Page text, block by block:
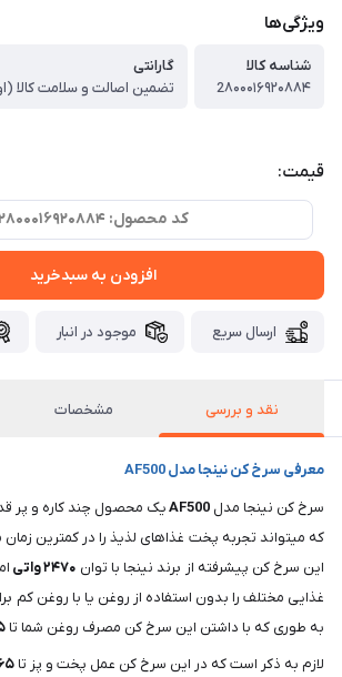
ویژگی‌ها
شناسه کالا
2۸۰۰۰۱۶۹۲۰۸۸۴
گارانتی
تضمین اصالت و سلامت کالا
قیمت:
کد محصول: 2۸۰۰۰۱۶۹۲۰۸۸۴
افزودن به سبدخرید
ارسال سریع موجود در انبار
نقد و بررسی مشخصات
معرفی سرخ کن نینجا مدل AF500
سرخ کن نینجا مدل AF500یک محصول چند کاره و پر
که میتواند تجربه پخت غذاهای لذیذ را در کمترین
این سرخ کن پیشرفته از برند نینجا با توان ۲۴۷۰واتی
غذایی مختلف را بدون استفاده از روغن یا با روغن کم
به طوری که با داشتن این سرخ کن مصرف روغن شما تا
لازم به ذکر است که در این سرخ کن عمل پخت و پز تا